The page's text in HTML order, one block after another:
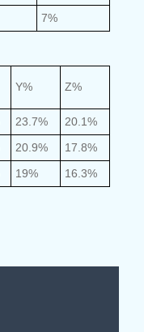
7%
Y% Z%
23.7%
20.1%
20.9%
17.8%
19% 16.3%